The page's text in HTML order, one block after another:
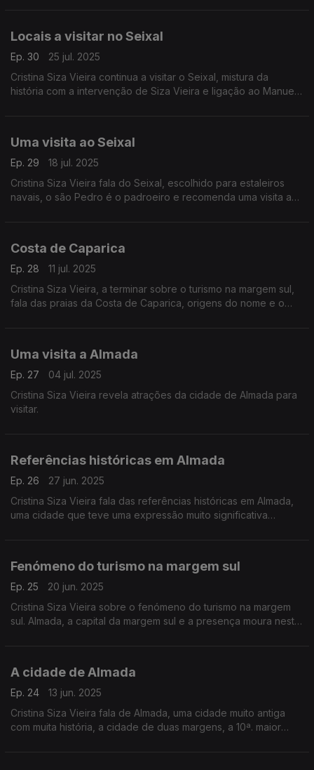
Locais a visitar no Seixal
Ep. 30
25 jul. 2025
Cristina Siza Vieira continua a visitar o Seixal, mistura da
história com a intervenção de Siza Vieira e ligação ao Manuel
Uma visita ao Seixal
Ep. 29
18 jul. 2025
Cristina Siza Vieira fala do Seixal, escolhido para estaleiros
navais, o são Pedro é o padroeiro e recomenda uma visita ao
Costa de Caparica
Ep. 28
11 jul. 2025
Cristina Siza Vieira, a terminar sobre o turismo na margem sul,
fala das praias da Costa de Caparica, origens do nome e o
Uma visita a Almada
Ep. 27
04 jul. 2025
Cristina Siza Vieira revela atrações da cidade de Almada para
visitar.
Referências históricas em Almada
Ep. 26
27 jun. 2025
Cristina Siza Vieira fala das referências históricas em Almada,
uma cidade que teve uma expressão muito significativa
Fenómeno do turismo na margem sul
Ep. 25
20 jun. 2025
Cristina Siza Vieira sobre o fenómeno do turismo na margem
sul. Almada, a capital da margem sul e a presença moura nesta
A cidade de Almada
Ep. 24
13 jun. 2025
Cristina Siza Vieira fala de Almada, uma cidade muito antiga
com muita história, a cidade de duas margens, a 10ª. maior